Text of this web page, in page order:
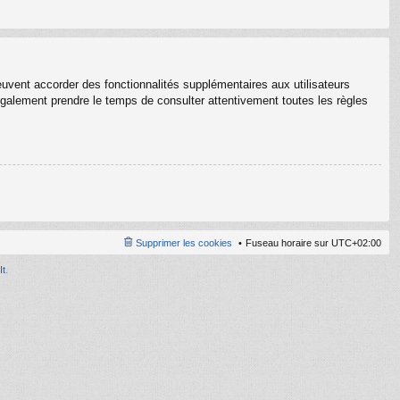
accorder des fonctionnalités supplémentaires aux utilisateurs
prendre le temps de consulter attentivement toutes les règles
Fuseau horaire sur UTC+02:00
Supprimer les cookies